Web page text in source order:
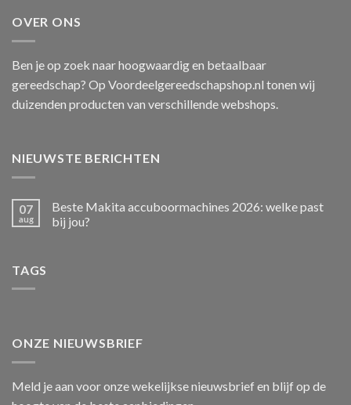
OVER ONS
Ben je op zoek naar hoogwaardig en betaalbaar
gereedschap? Op Voordeelgereedschapshop.nl tonen wij
duizenden producten van verschillende webshops.
NIEUWSTE BERICHTEN
07
aug
Beste Makita accuboormachines 2026: welke past
bij jou?
TAGS
ONZE NIEUWSBRIEF
Meld je aan voor onze wekelijkse nieuwsbrief en blijf op de